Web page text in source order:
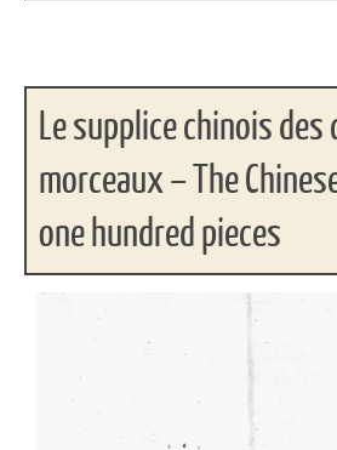
Le supplice chinois des
morceaux – The
one hundred pieces